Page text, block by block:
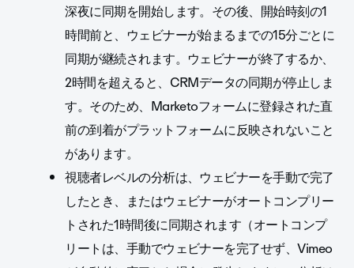
深夜に同期を開始します。その後、開始時刻の1
時間前と、ウェビナーが始まるまでの15分ごとに
同期が継続されます。ウェビナーが終了するか、
2時間を超えると、CRMデータの同期が停止しま
す。そのため、Marketoフォームに登録された直
前の到着がプラットフォームに反映されないこと
があります。
視聴者レベルの分析は、ウェビナーを手動で完了
したとき、またはウェビナーがオートコンプリー
トされた1時間後に同期されます（オートコンプ
リートは、手動でウェビナーを完了せず、Vimeo